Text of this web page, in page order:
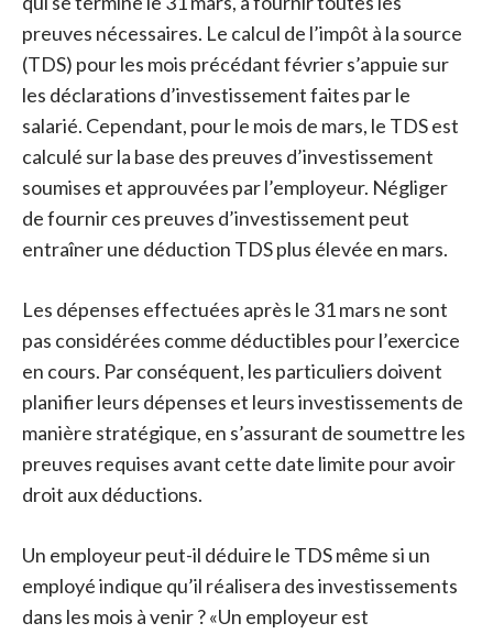
preuves nécessaires. Le calcul de l’impôt à la source
(TDS) pour les mois précédant février s’appuie sur
les déclarations d’investissement faites par le
salarié. Cependant, pour le mois de mars, le TDS est
calculé sur la base des preuves d’investissement
soumises et approuvées par l’employeur. Négliger
de fournir ces preuves d’investissement peut
entraîner une déduction TDS plus élevée en mars.
Les dépenses effectuées après le 31 mars ne sont
pas considérées comme déductibles pour l’exercice
en cours. Par conséquent, les particuliers doivent
planifier leurs dépenses et leurs investissements de
manière stratégique, en s’assurant de soumettre les
preuves requises avant cette date limite pour avoir
droit aux déductions.
Un employeur peut-il déduire le TDS même si un
employé indique qu’il réalisera des investissements
dans les mois à venir ? «Un employeur est